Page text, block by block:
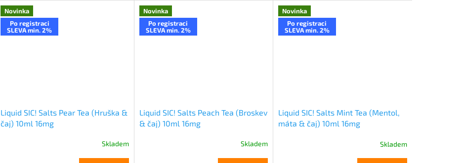
Novinka
Po registraci
SLEVA min. 2%
Liquid SIC! Salts Pear Tea (Hruška &
čaj) 10ml 16mg
Skladem
Novinka
Po registraci
SLEVA min. 2%
Liquid SIC! Salts Peach Tea (Broskev
& čaj) 10ml 16mg
Skladem
Novinka
Po registraci
SLEVA min. 2%
Liquid SIC! Salts Mint Tea (Mentol,
máta & čaj) 10ml 16mg
Skladem